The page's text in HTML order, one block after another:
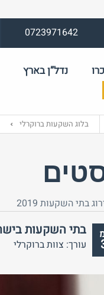
0723971642
נדל”ן בארץ
בלוג השקעות ברוקרלי
בתי השקעות 2019
בתי השקעות
עורך: צוות ברוקרלי